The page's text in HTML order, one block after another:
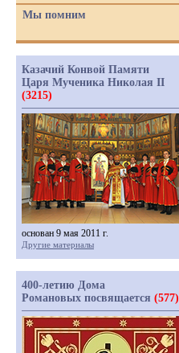
Мы помним
Казачий Конвой Памяти
Царя Мученика Николая II
(3215)
основан 9 мая 2011 г.
Другие материалы
400-летию Дома
Романовых посвящается (577)